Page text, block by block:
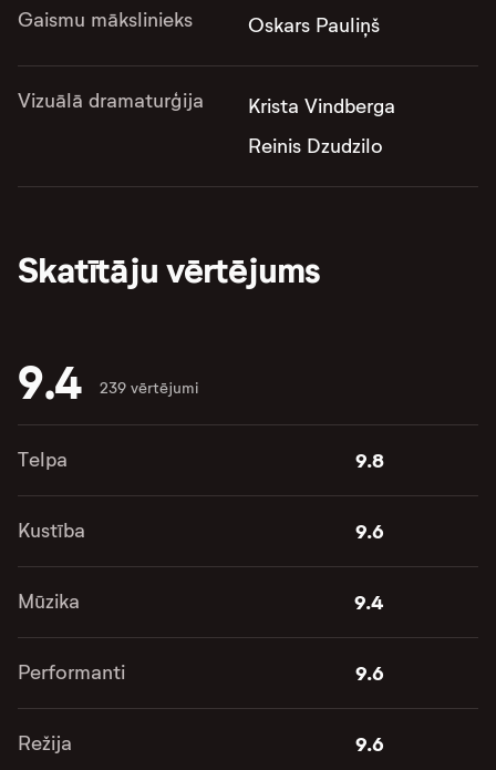
Gaismu mākslinieks Oskars Pauliņš
Vizuālā dramaturģija
Krista Vindberga
Reinis Dzudzilo
Skatītāju vērtējums
9.4 239 vērtējumi
Telpa 9.8
Kustība 9.6
Mūzika 9.4
Performanti 9.6
Režija 9.6